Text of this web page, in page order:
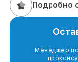
Подробно
Менеджер